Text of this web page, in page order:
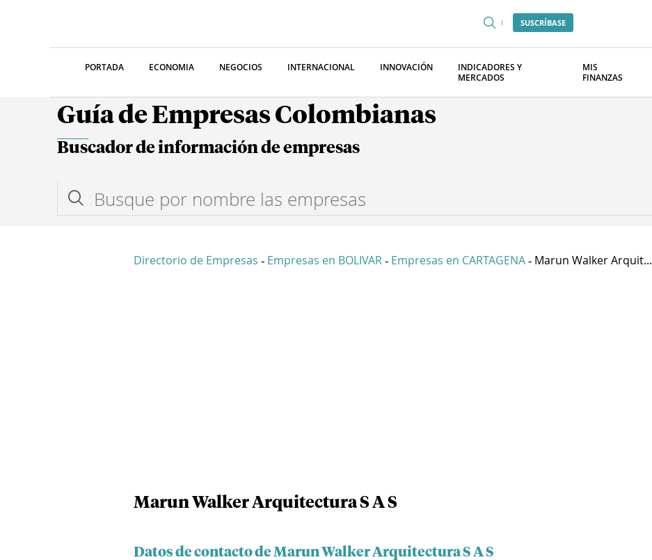
SUSCRÍBASE
PORTADA ECONOMIA NEGOCIOS INTERNACIONAL INNOVACIÓN
INDICADORES Y
MERCADOS
MIS
FINANZAS
Guía de Empresas Colombianas
Buscador de información de empresas
Directorio de Empresas - Empresas en BOLIVAR - Empresas en CARTAGENA - Marun Walker Arquit...
Marun Walker Arquitectura S A S
Datos de contacto de Marun Walker Arquitectura S A S